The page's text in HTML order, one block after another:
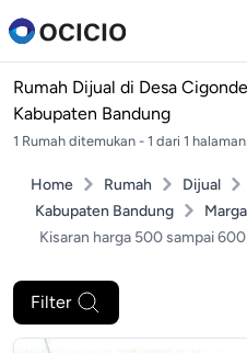
Rumah Dijual di Desa
Kabupaten Bandung
1 Rumah ditemukan - 1 dari 1 halaman
Home Rumah Dijual
Kabupaten Bandung
Kisaran harga 500 sampai
Filter